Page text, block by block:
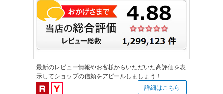
最新のレビュー情報やお客様からいただいた高評価を表
示してショップの信頼をアピールしましょう！
楽天市場対応
詳細はこちら